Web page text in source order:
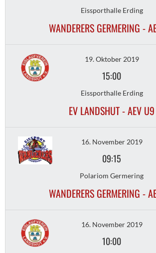
Eissporthalle Erding
WANDERERS GERMERING -
19. Oktober 2019
15:00
Eissporthalle Erding
EV LANDSHUT - AEV U9
16. November 2019
09:15
Polariom Germering
WANDERERS GERMERING -
16. November 2019
10:00